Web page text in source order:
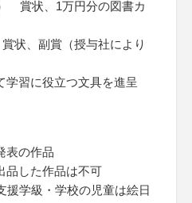
賞状、1万円分の図書カ
状、副賞（授与社により
習に役立つ文具を進呈
表の作品
品した作品は不可
学級・学校の児童は絵日